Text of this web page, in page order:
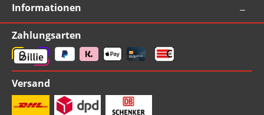
Informationen
Zahlungsarten
Versand